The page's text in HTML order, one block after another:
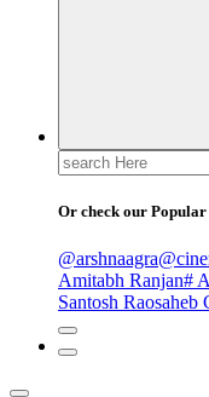
Search
for:
Or check our Popular
@arshnaagra
Amitabh Ranjan#
Santosh Raosaheb